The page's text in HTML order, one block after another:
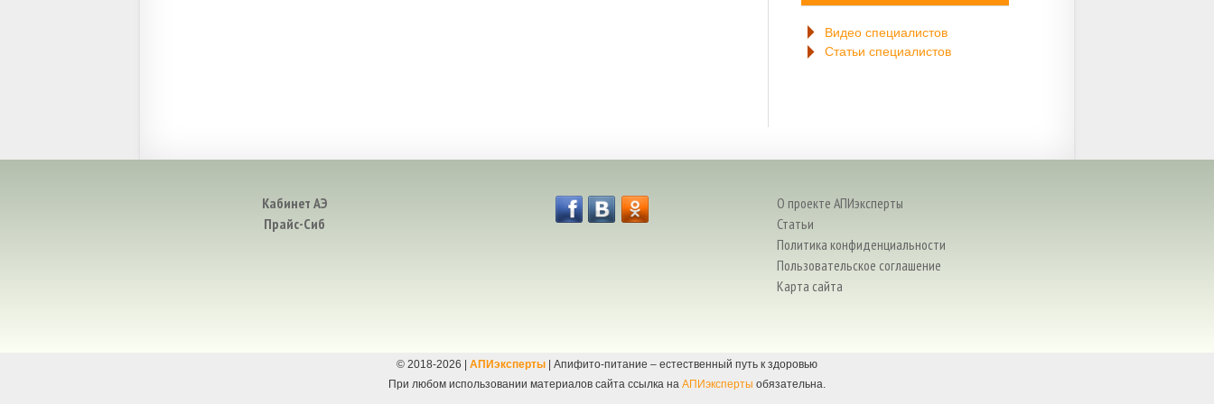
Видео специалистов
Статьи специалистов
Кабинет АЭ
Прайс-Сиб
О проекте АПИэксперты
Статьи
Политика конфиденциальности
Пользовательское соглашение
Карта сайта
© 2018-2026 АПИэксперты | Апифито-питание – естественный путь к здоровью
При любом использовании материалов сайта ссылка на АПИэксперты обязательна.